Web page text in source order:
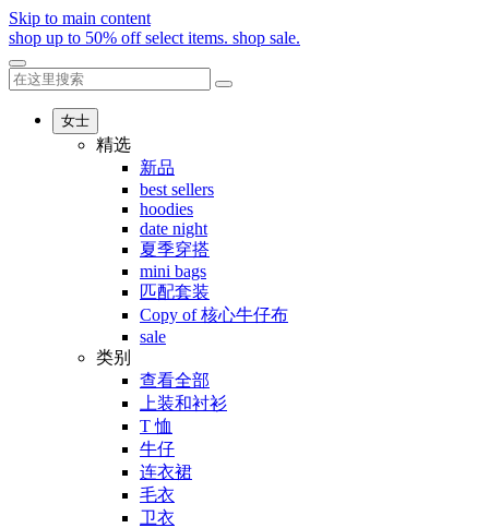
Skip to main content
shop up to 50% off select items. shop sale.
女士
精选
新品
best sellers
hoodies
date night
夏季穿搭
mini bags
匹配套装
Copy of 核心牛仔布
sale
类别
查看全部
上装和衬衫
T 恤
牛仔
连衣裙
毛衣
卫衣